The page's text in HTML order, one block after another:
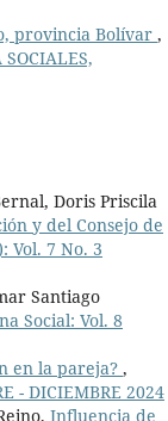
provincia Bolívar ,
Doris Priscila
y del Consejo de
Vol. 7 No. 3
Santiago
Social: Vol. 8
en la pareja? ,
- DICIEMBRE 2024
Influencia de